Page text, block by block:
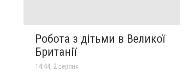
Робота з дітьми в Великої
Британії
14:44, 2 серпня